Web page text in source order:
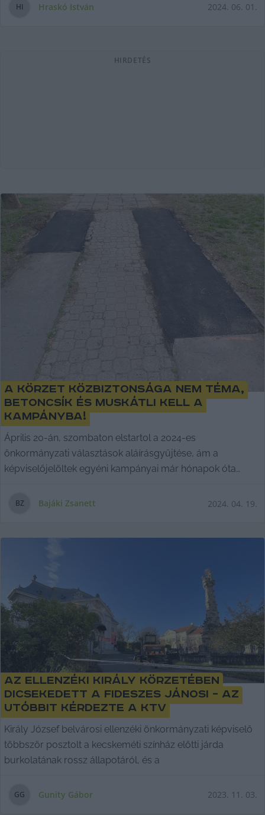
HI Hraskó István 2024. 06. 01.
HIRDETÉS
A körzet közbiztonsága nem téma,
betoncsík és muskátli kell a
kampányba!
Április 20-án, szombaton elstartol a 2024-es
önkormányzati választások aláírásgyűjtése, ám a
képviselőjelöltek egyéni kampányai már hónapok óta
BZ Bajáki Zsanett 2024. 04. 19.
Az ellenzéki Király körzetében
dicsekedett a fideszes Jánosi – az
utóbbit kérdezte a KTV
Király József belvárosi ellenzéki önkormányzati képviselő
többször posztolt a kecskeméti színház előtti járda
burkolatának rossz állapotáról, és a
GG Gunity Gábor 2023. 11. 03.